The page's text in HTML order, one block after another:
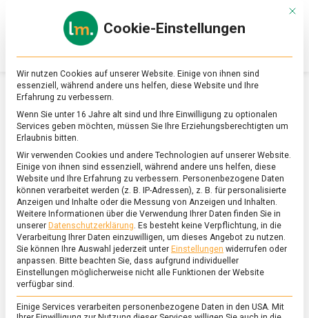
Online-
Magazin
zu
&
Ernährung
SCHLAGWORT:SORTENVIELFALT
Mit
Cookie-Einstellungen
Wir nutzen Cookies auf unserer Website. Einige von ihnen sind
essenziell, während andere uns helfen, diese Website und Ihre
Erfahrung zu verbessern.
Wenn Sie unter 16 Jahre alt sind und Ihre Einwilligung zu optionalen
Services geben möchten, müssen Sie Ihre Erziehungsberechtigten um
Erlaubnis bitten.
Wir verwenden Cookies und andere Technologien auf unserer Website.
Einige von ihnen sind essenziell, während andere uns helfen, diese
Website und Ihre Erfahrung zu verbessern. Personenbezogene Daten
können verarbeitet werden (z. B. IP-Adressen), z. B. für personalisierte
Anzeigen und Inhalte oder die Messung von Anzeigen und Inhalten.
Weitere Informationen über die Verwendung Ihrer Daten finden Sie in
unserer Datenschutzerklärung. Es besteht keine Verpflichtung, in die
Verarbeitung Ihrer Daten einzuwilligen, um dieses Angebot zu nutzen.
Sie können Ihre Auswahl jederzeit unter Einstellungen widerrufen oder
anpassen. Bitte beachten Sie, dass aufgrund individueller
Einstellungen möglicherweise nicht alle Funktionen der Website
verfügbar sind.
Einige Services verarbeiten personenbezogene Daten in den USA. Mit